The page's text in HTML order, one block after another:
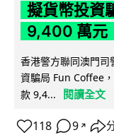
擬貨幣投資
9,400 萬元
香港警方聯同澳門司
資騙局 Fun Coffee
款 9,4...
閱讀全文
118 9 ↗